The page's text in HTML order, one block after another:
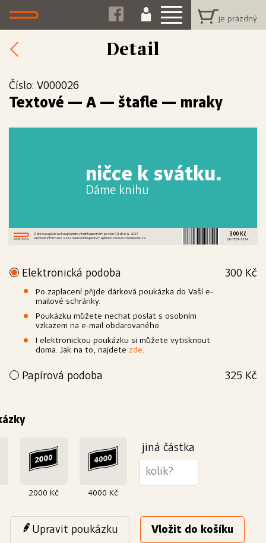
Detail
Číslo: V000026
Textové — A — štafle — mraky
ničce k svátku.
Dáme knihu
Dárkovou poukázku uplatníte v knihkupectvích po celé ČR do 6. 8. 2027.
Veškeré informace a seznam knihkupectví najdete na www.dameknihu.cz.
300 Kč
DK-TEST-1234
Elektronická podoba 300 Kč
Po zaplacení přijde dárková poukázka do Vaší e-
mailové schránky.
Poukázku můžete nechat poslat s osobním
vzkazem na e-mail obdarovaného.
I elektronickou poukázku si můžete vytisknout
doma. Jak na to, najdete zde.
Papírová podoba 325 Kč
2000 Kč 4000 Kč
jiná částka
Upravit poukázku